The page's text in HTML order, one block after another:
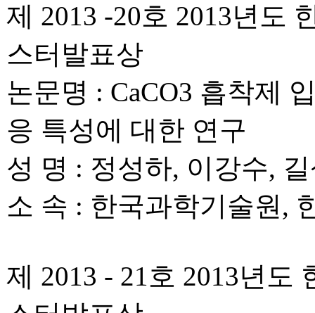
제 2013 -20호 2013년도
스터발표상
논문명 : CaCO3 흡착제
응 특성에 대한 연구
성 명 : 정성하, 이강수,
소 속 : 한국과학기술원,
제 2013 - 21호 2013년도